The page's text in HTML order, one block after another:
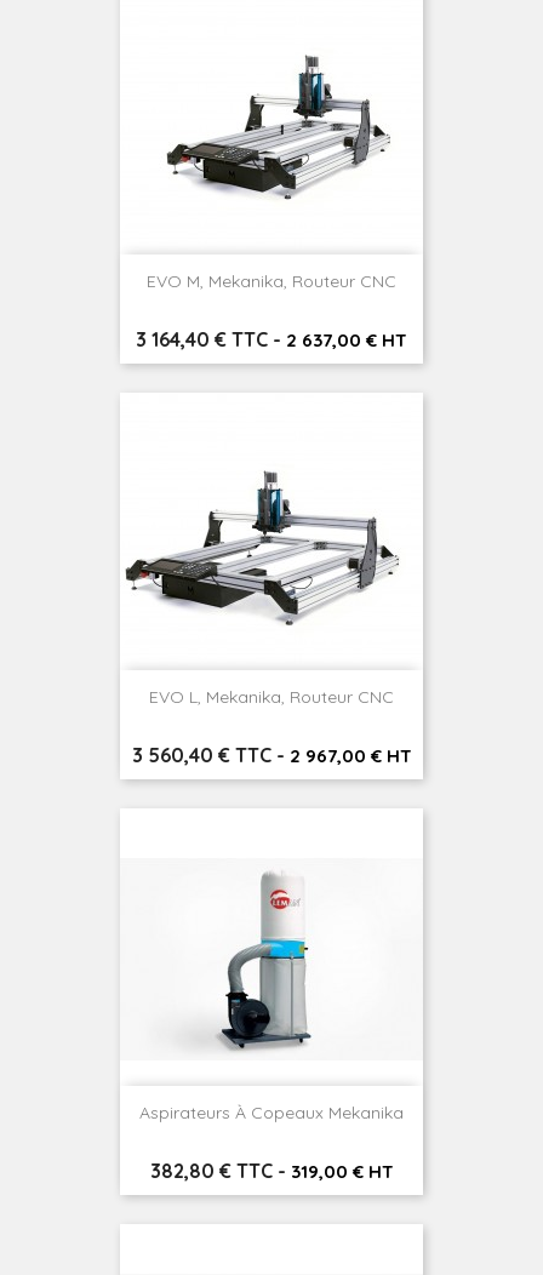
EVO M, Mekanika, Routeur CNC
Prix
3 164,40 € TTC - 2 637,00 € HT
EVO L, Mekanika, Routeur CNC
Prix
3 560,40 € TTC - 2 967,00 € HT
Aspirateurs À Copeaux Mekanika
Prix
382,80 € TTC - 319,00 € HT